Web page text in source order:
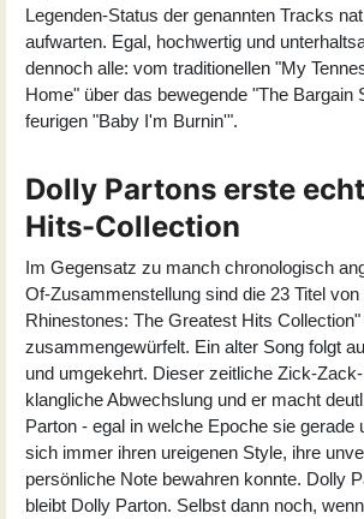
Legenden-Status der genannten Tracks
aufwarten. Egal, hochwertig und
dennoch alle: vom traditionellen "My
Home" über das bewegende "The Bargain
feurigen "Baby I'm Burnin'".
Dolly Partons erste
Hits-Collection
Im Gegensatz zu manch chronologisch
Of-Zusammenstellung sind die 23 Titel
Rhinestones: The Greatest Hits Collection"
zusammengewürfelt. Ein alter Song folgt
und umgekehrt. Dieser zeitliche Zick-
klangliche Abwechslung und er macht
Parton - egal in welche Epoche sie gerade
sich immer ihren ureigenen Style, ihre
persönliche Note bewahren konnte. Dolly
bleibt Dolly Parton. Selbst dann noch,